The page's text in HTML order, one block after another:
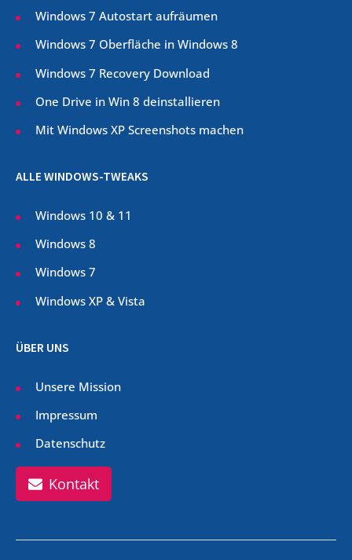
Windows 7 Autostart aufräumen
Windows 7 Oberfläche in Windows 8
Windows 7 Recovery Download
One Drive in Win 8 deinstallieren
Mit Windows XP Screenshots machen
ALLE WINDOWS-TWEAKS
Windows 10 & 11
Windows 8
Windows 7
Windows XP & Vista
ÜBER UNS
Unsere Mission
Impressum
Datenschutz
Kontakt